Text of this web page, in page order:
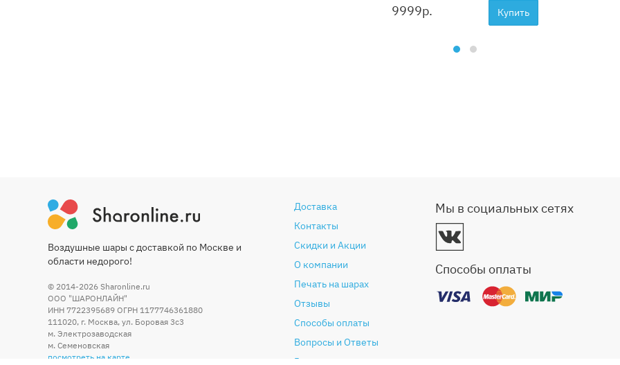
9999р. Купить
Воздушные шары с доставкой по Москве и
области недорого!
© 2014-2026 Sharonline.ru
ООО "ШАРОНЛАЙН"
ИНН 7722395689 ОГРН 1177746361880
111020, г. Москва, ул. Боровая 3c3
м. Электрозаводская
м. Семеновская
посмотреть на карте
Доставка
Контакты
Скидки и Акции
О компании
Печать на шарах
Отзывы
Способы оплаты
Вопросы и Ответы
Гарантия и возврат
Мы в социальных сетях
Способы оплаты